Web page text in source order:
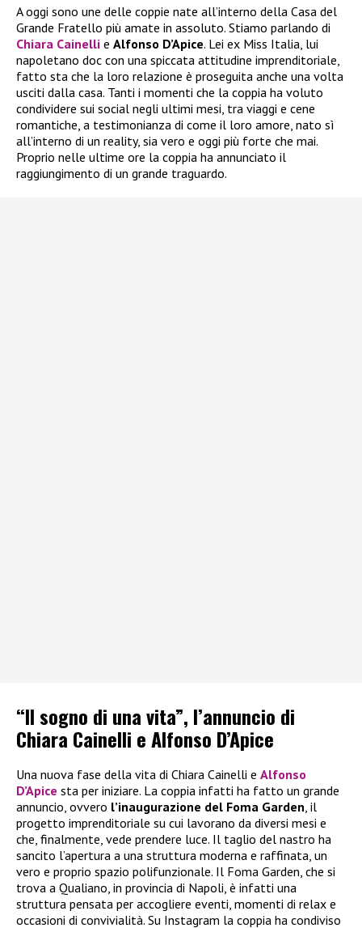
A oggi sono une delle coppie nate all’interno della Casa del
Grande Fratello più amate in assoluto. Stiamo parlando di
Chiara Cainelli e Alfonso D’Apice. Lei ex Miss Italia, lui
napoletano doc con una spiccata attitudine imprenditoriale,
fatto sta che la loro relazione è proseguita anche una volta
usciti dalla casa. Tanti i momenti che la coppia ha voluto
condividere sui social negli ultimi mesi, tra viaggi e cene
romantiche, a testimonianza di come il loro amore, nato sì
all’interno di un reality, sia vero e oggi più forte che mai.
Proprio nelle ultime ore la coppia ha annunciato il
raggiungimento di un grande traguardo.
“Il sogno di una vita”, l’annuncio di
Chiara Cainelli e Alfonso D’Apice
Una nuova fase della vita di Chiara Cainelli e Alfonso
D’Apice sta per iniziare. La coppia infatti ha fatto un grande
annuncio, ovvero l’inaugurazione del Foma Garden , il
progetto imprenditoriale su cui lavorano da diversi mesi e
che, finalmente, vede prendere luce. Il taglio del nastro ha
sancito l’apertura a una struttura moderna e raffinata, un
vero e proprio spazio polifunzionale. Il Foma Garden, che si
trova a Qualiano, in provincia di Napoli, è infatti una
struttura pensata per accogliere eventi, momenti di relax e
occasioni di convivialità. Su Instagram la coppia ha condiviso